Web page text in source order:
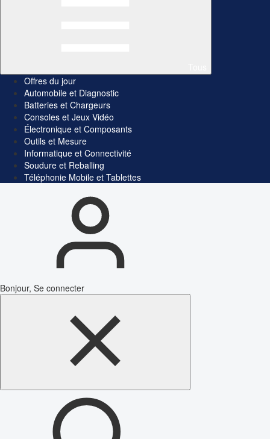
Offres du jour
Automobile et Diagnostic
Batteries et Chargeurs
Consoles et Jeux Vidéo
Électronique et Composants
Outils et Mesure
Informatique et Connectivité
Soudure et Reballing
Téléphonie Mobile et Tablettes
Bonjour, Se connecter